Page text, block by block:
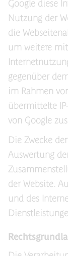
Google diese
Nutzung der
die
um weitere
gegenüber
im Rahmen
übermittelte
von Google
Die Zwecke
Auswertung
der Website.
und des